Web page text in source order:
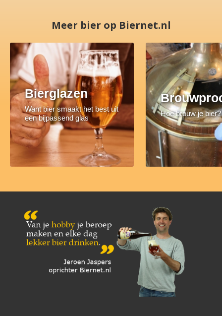
Meer bier op Biernet.nl
Bierglazen
Want bier smaakt het best uit
een bijpassend glas
Hoe brouw je bier?